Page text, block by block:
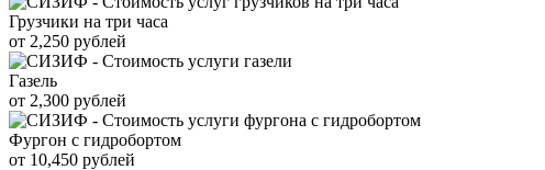
Грузчики на три часа
от 2,250 рублей
Газель
от 2,300 рублей
Фургон с гидробортом
от 10,450 рублей